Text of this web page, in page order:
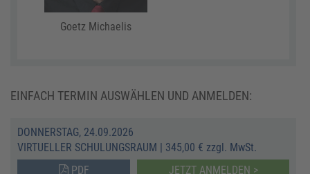
Goetz Michaelis
EINFACH TERMIN AUSWÄHLEN UND ANMELDEN:
DONNERSTAG, 24.09.2026
VIRTUELLER SCHULUNGSRAUM
345,00 € zzgl. MwSt.
PDF
JETZT ANMELDEN >